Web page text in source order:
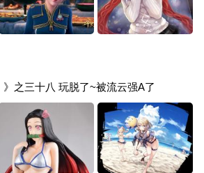
》之三十八 玩脱了~被流云强A了